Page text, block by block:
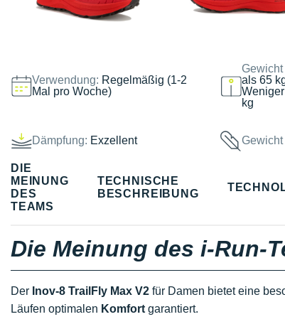
Verwendung: Regelmäßig (1-2
Mal pro Woche)
als 65
kg
Dämpfung: Exzellent
DIE
MEINUNG
DES
TEAMS
TECHNISCHE
BESCHREIBUNG
Die Meinung des i-Run-
Der Inov-8 TrailFly Max V2 für Damen bietet eine
Läufen optimalen Komfort garantiert.